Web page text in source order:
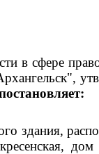
сфере
здания,